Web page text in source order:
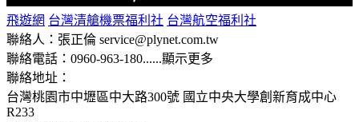
飛遊網 台灣清艙機票福利社 台灣航空福利社
聯絡人：張正倫 service@plynet.com.tw
聯絡電話：0960-963-180......顯示更多
聯絡地址：
台灣桃園市中壢區中大路300號 國立中央大學創新育成中心
R233